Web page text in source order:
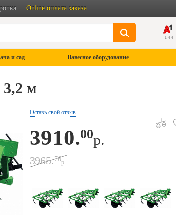
Online оплата заказа
044
и сад Навесное оборудование
3,2 м
Оставь свой отзыв
3910.00р.
3965.76р.